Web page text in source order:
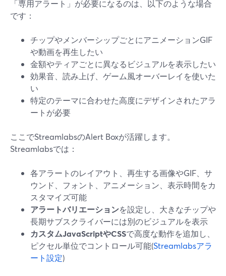
「専用アラート」が必要になるのは、以下のような場合
です：
チップやメンバーシップごとにアニメーションGIF
や動画を再生したい
金額やティアごとに異なるビジュアルを表示したい
効果音、読み上げ、ゲーム風オーバーレイを使いた
い
特定のテーマに合わせた高度にデザインされたアラ
ートが必要
ここでStreamlabsのAlert Boxが活躍します。
Streamlabsでは：
各アラートのレイアウト、再生する画像やGIF、サ
ウンド、フォント、アニメーション、表示時間をカ
スタマイズ可能
アラートバリエーションを設定し、大きなチップや
長期サブスクライバーには別のビジュアルを表示
カスタムJavaScriptやCSSで高度な動作を追加し、
ピクセル単位でコントロール可能(Streamlabsアラ
ート設定)